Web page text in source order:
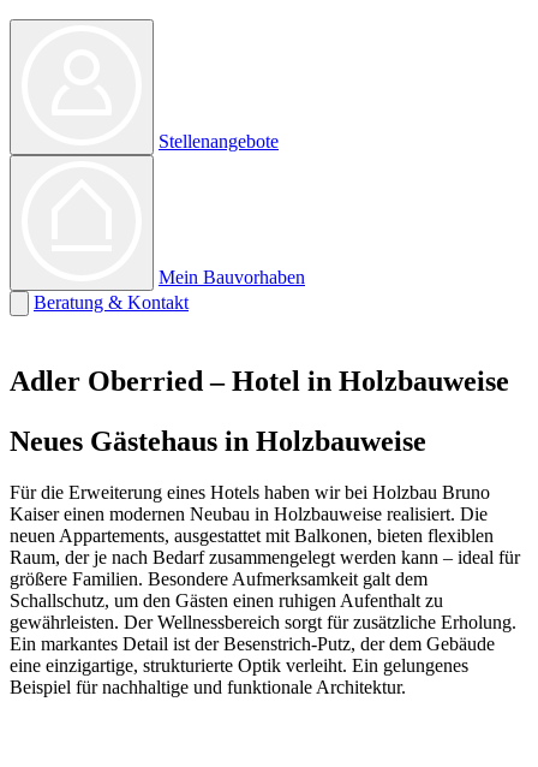
Stellenangebote
Mein Bauvorhaben
Beratung & Kontakt
Adler Oberried – Hotel in Holzbauweise
Neues Gästehaus in Holzbauweise
Für die Erweiterung eines Hotels haben wir bei Holzbau Bruno
Kaiser einen modernen Neubau in Holzbauweise realisiert. Die
neuen Appartements, ausgestattet mit Balkonen, bieten flexiblen
Raum, der je nach Bedarf zusammengelegt werden kann – ideal für
größere Familien. Besondere Aufmerksamkeit galt dem
Schallschutz, um den Gästen einen ruhigen Aufenthalt zu
gewährleisten. Der Wellnessbereich sorgt für zusätzliche Erholung.
Ein markantes Detail ist der Besenstrich-Putz, der dem Gebäude
eine einzigartige, strukturierte Optik verleiht. Ein gelungenes
Beispiel für nachhaltige und funktionale Architektur.